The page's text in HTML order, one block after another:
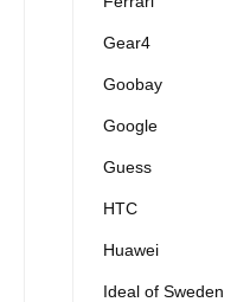
Gear4
Goobay
Google
Guess
HTC
Huawei
Ideal of Sweden